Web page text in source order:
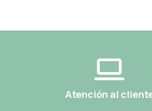
Atención al